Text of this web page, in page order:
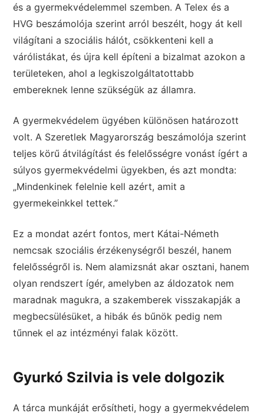
és a gyermekvédelemmel szemben. A Telex és a
HVG beszámolója szerint arról beszélt, hogy át kell
világítani a szociális hálót, csökkenteni kell a
várólistákat, és újra kell építeni a bizalmat azokon a
területeken, ahol a legkiszolgáltatottabb
embereknek lenne szükségük az államra.
A gyermekvédelem ügyében különösen határozott
volt. A Szeretlek Magyarország beszámolója szerint
teljes körű átvilágítást és felelősségre vonást ígért a
súlyos gyermekvédelmi ügyekben, és azt mondta:
„Mindenkinek felelnie kell azért, amit a
gyermekeinkkel tettek.”
Ez a mondat azért fontos, mert Kátai-Németh
nemcsak szociális érzékenységről beszél, hanem
felelősségről is. Nem alamizsnát akar osztani, hanem
olyan rendszert ígér, amelyben az áldozatok nem
maradnak magukra, a szakemberek visszakapják a
megbecsülésüket, a hibák és bűnök pedig nem
tűnnek el az intézményi falak között.
Gyurkó Szilvia is vele dolgozik
A tárca munkáját erősítheti, hogy a gyermekvédelem